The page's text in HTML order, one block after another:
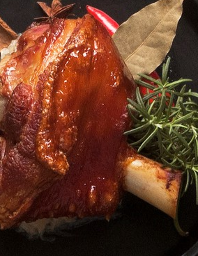
-
商品成分 : 請參閱商品規格
商品單位 : 15個/包
重量 : 450g/包
保存期限 : 45天
原產地 : 臺灣
保存方式：冷凍保存 -18°C以下
-